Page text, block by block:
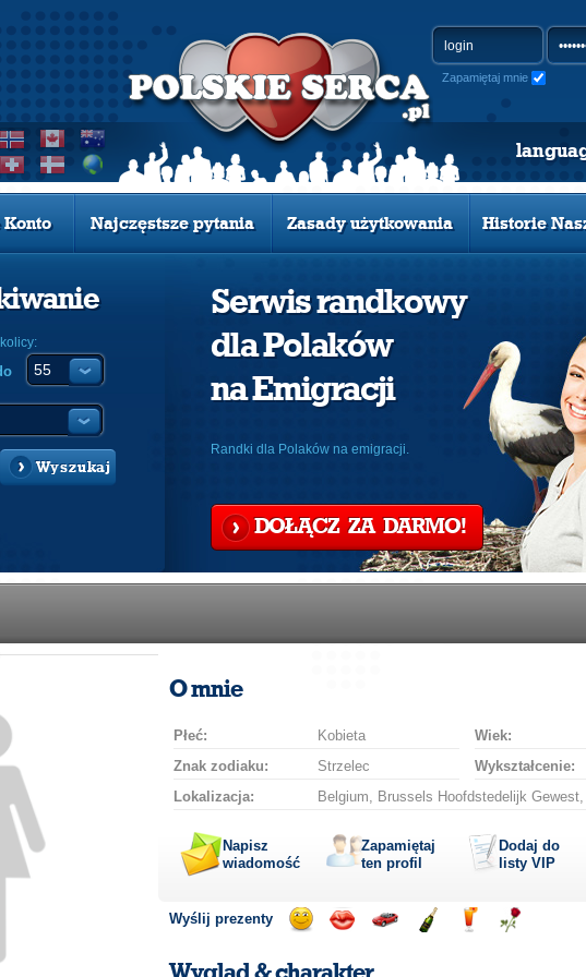
Zapamiętaj mnie
Najczęstsze pytania Zasady użytkowania Historie
Wyszukaj
Serwis randkowy
dla Polaków
na Emigracji
Randki dla Polaków na emigracji.
DOŁĄCZ ZA DARMO!
O mnie
Płeć: Kobieta Wiek:
Znak zodiaku:
Strzelec Wykształcenie:
Lokalizacja:
Belgium, Brussels Hoofdstedelijk
Napisz
wiadomość
Zapamiętaj
ten profil
Dodaj do
listy VIP
Wyślij prezenty
uśmiechbuziaka